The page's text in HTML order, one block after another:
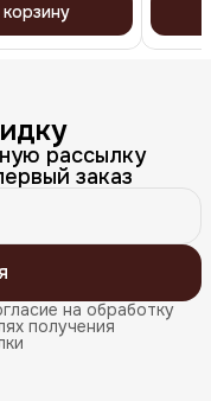
рассылку
заказ
на обработку
получения